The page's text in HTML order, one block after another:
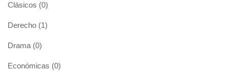
Clásicos (0)
Derecho (1)
Drama (0)
Económicas (0)